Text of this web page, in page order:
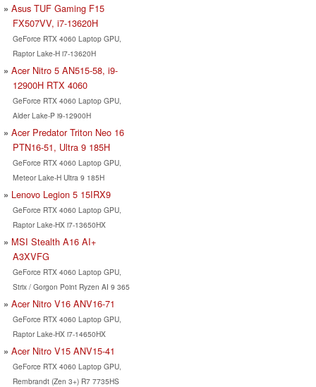
Asus TUF Gaming F15
FX507VV, i7-13620H
GeForce RTX 4060 Laptop GPU,
Raptor Lake-H i7-13620H
Acer Nitro 5 AN515-58, i9-
12900H RTX 4060
GeForce RTX 4060 Laptop GPU,
Alder Lake-P i9-12900H
Acer Predator Triton Neo 16
PTN16-51, Ultra 9 185H
GeForce RTX 4060 Laptop GPU,
Meteor Lake-H Ultra 9 185H
Lenovo Legion 5 15IRX9
GeForce RTX 4060 Laptop GPU,
Raptor Lake-HX i7-13650HX
MSI Stealth A16 AI+
A3XVFG
GeForce RTX 4060 Laptop GPU,
Strix / Gorgon Point Ryzen AI 9 365
Acer Nitro V16 ANV16-71
GeForce RTX 4060 Laptop GPU,
Raptor Lake-HX i7-14650HX
Acer Nitro V15 ANV15-41
GeForce RTX 4060 Laptop GPU,
Rembrandt (Zen 3+) R7 7735HS